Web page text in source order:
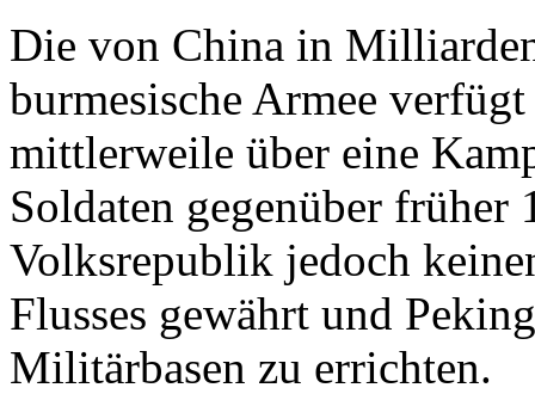
Die von China in
burmesische Armee
mittlerweile über eine
Soldaten gegenüber
Volksrepublik jedoch
Flusses gewährt und
Militärbasen zu errichten.